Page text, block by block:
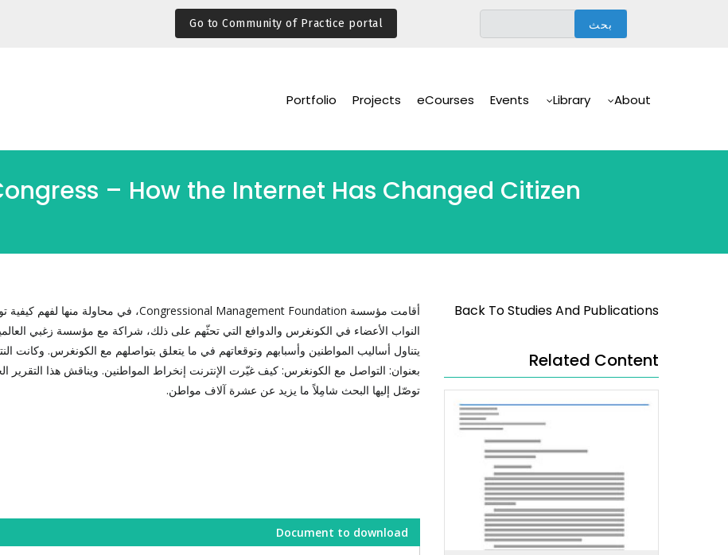
Go to Community of Practice portal
Navigation
About
Library
Events
eCourses
Projects
Portfolio
– How the Internet Has Changed Citizen
أقامت مؤسسة Congressional Management Foundation، في محاولة منها لفهم كيفية
النواب الأعضاء في الكونغرس والدوافع التي تحثّهم على ذلك، شراكة مع مؤسسة زغبي
يتناول أساليب المواطنين وأسبابهم وتوقعاتهم في ما يتعلق بتواصلهم مع الكونغرس. وكانت
بعنوان: التواصل مع الكونغرس: كيف غيّرت الإنترنت إنخراط المواطنين. ويناقش هذا التقرير
توصّل إليها البحث شامِلاً ما يزيد عن عشرة آلاف مواطن.
Document to download
Back To Studies And Publications
Related Content